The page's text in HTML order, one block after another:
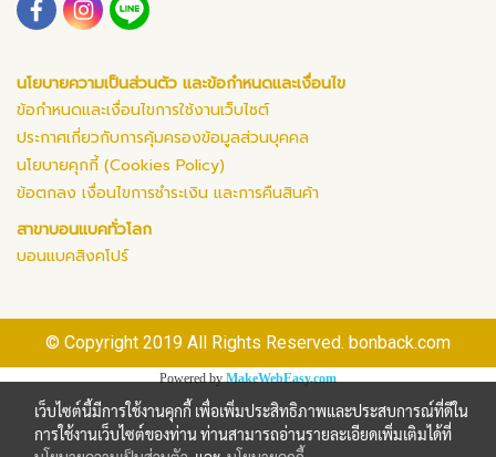
นโยบายความเป็นส่วนตัว และข้อกำหนดและเงื่อนไข
ข้อกำหนดและเงื่อนไขการใช้งานเว็บไซต์
ประกาศเกี่ยวกับการคุ้มครองข้อมูลส่วนบุคคล
นโยบายคุกกี้ (Cookies Policy)
ข้อตกลง เงื่อนไขการชำระเงิน และการคืนสินค้า
สาขาบอนแบคทั่วโลก
บอนแบคสิงคโปร์
© Copyright 2019 All Rights Reserved. bonback.com
Powered by MakeWebEasy.com
เว็บไซต์นี้มีการใช้งานคุกกี้ เพื่อเพิ่มประสิทธิภาพและประสบการณ์ที่ดีใน
การใช้งานเว็บไซต์ของท่าน ท่านสามารถอ่านรายละเอียดเพิ่มเติมได้ที่